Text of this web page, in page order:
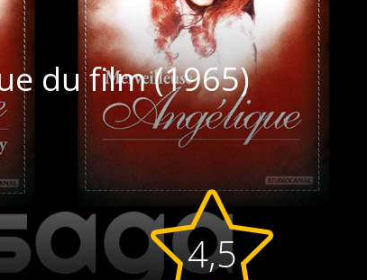
du film (1965)
4,5